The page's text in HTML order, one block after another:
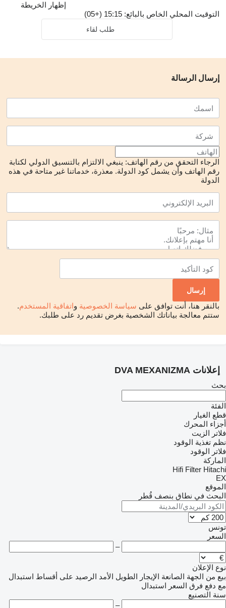
إظهار الخريطة
التوقيت المحلي الخاص بالبائع: 15:15 (+05)
طلب لقاء
إرسال الرسالة
الرجاء التحقق من رقم الهاتف: ينبغي الالتزام بالتنسيق الدولي لكتابة
رقم الهاتف وأن يشمل كود الدولة. معذرة، خدماتنا غير متاحة في هذه
الدولة
بالنقر هنا، أنت توافق على سياسة الخصوصية واتفاقية المستخدم.
ستتم معالجة بياناتك الشخصية بغرض تقديم رد على طلبك.
إعلانات DVA MEXANIZMA
بحث
الفئة
قطع الغيار
أجزاء المحرك
فلاتر الزيت
نظم تغذية الوقود
فلاتر الوقود
الماركة
Hifi Filter Hitachi
EX
الموقع
البحث في نطاق بنصف قُطر
تونس
السعر
–
نوع الإعلان
بيع من الجهة الصانعة الإيجار الطويل الأمد الرصيد على أقساط استبدال
مع دفع فرق السعر استبدال
سنة التصنيع
–